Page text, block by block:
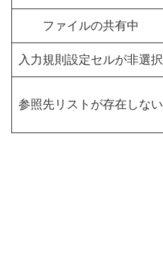
ファイルの共有中
入力規則設定セルが非選択
参照先リストが存在しない